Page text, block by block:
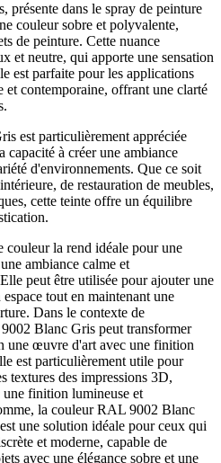
dans le spray de peinture
couleur sobre et polyvalente,
de peinture. Cette nuance
et neutre, qui apporte une sensation
est parfaite pour les applications
et contemporaine, offrant une clarté
est particulièrement appréciée
capacité à créer une ambiance
d'environnements. Que ce soit
de restauration de meubles,
cette teinte offre un équilibre
couleur la rend idéale pour une
ambiance calme et
peut être utilisée pour ajouter une
tout en maintenant une
Dans le contexte de
Blanc Gris peut transformer
une œuvre d'art avec une finition
est particulièrement utile pour
textures des impressions 3D,
finition lumineuse et
la couleur RAL 9002 Blanc
une solution idéale pour ceux qui
et moderne, capable de
avec une élégance sobre et une